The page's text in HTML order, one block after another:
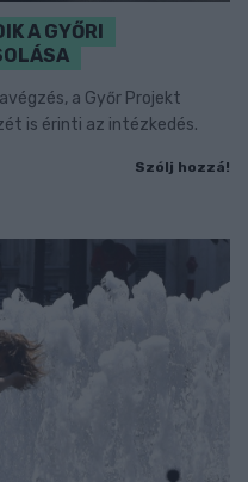
A GYŐRI
a Győr Projekt
is érinti az intézkedés.
Szólj hozzá!